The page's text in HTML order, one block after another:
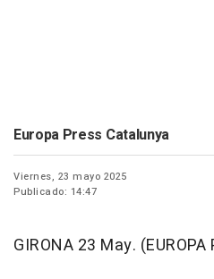
Europa Press Catalunya
Viernes, 23 mayo 2025
Publicado: 14:47
GIRONA 23 May. (EUROPA